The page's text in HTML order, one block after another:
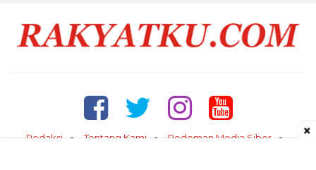
Redaksi Tentang Kami
Pedoman Media Siber
×